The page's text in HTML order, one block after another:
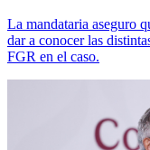
La mandataria aseguro
dar a conocer las
FGR en el caso.